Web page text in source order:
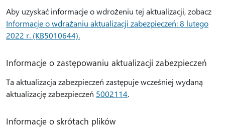
Aby uzyskać informacje o wdrożeniu tej aktualizacji, zobacz
Informacje o wdrażaniu aktualizacji zabezpieczeń: 8 lutego
2022 r. (KB5010644).
Informacje o zastępowaniu aktualizacji zabezpieczeń
Ta aktualizacja zabezpieczeń zastępuje wcześniej wydaną
aktualizację zabezpieczeń 5002114.
Informacje o skrótach plików